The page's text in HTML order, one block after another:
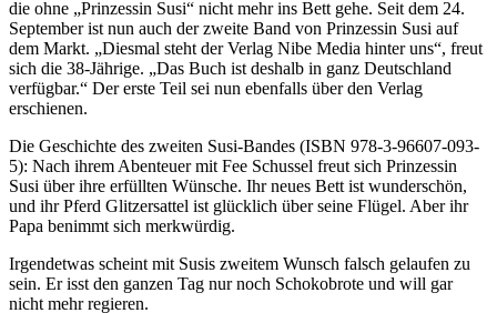
die ohne „Prinzessin Susi“ nicht mehr ins Bett gehe. Seit dem 24.
September ist nun auch der zweite Band von Prinzessin Susi auf
dem Markt. „Diesmal steht der Verlag Nibe Media hinter uns“, freut
sich die 38-Jährige. „Das Buch ist deshalb in ganz Deutschland
verfügbar.“ Der erste Teil sei nun ebenfalls über den Verlag
erschienen.
Die Geschichte des zweiten Susi-Bandes (ISBN 978-3-96607-093-
5): Nach ihrem Abenteuer mit Fee Schussel freut sich Prinzessin
Susi über ihre erfüllten Wünsche. Ihr neues Bett ist wunderschön,
und ihr Pferd Glitzersattel ist glücklich über seine Flügel. Aber ihr
Papa benimmt sich merkwürdig.
Irgendetwas scheint mit Susis zweitem Wunsch falsch gelaufen zu
sein. Er isst den ganzen Tag nur noch Schokobrote und will gar
nicht mehr regieren.